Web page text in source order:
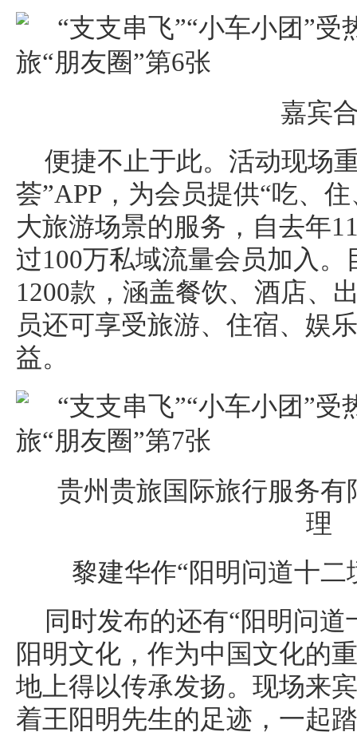
嘉宾
便捷不止于此。活动现场
荟”APP，为会员提供“吃、
大旅游场景的服务，自去年
过100万私域流量会员加入
1200款，涵盖餐饮、酒店、
员还可享受旅游、住宿、娱
益。
贵州贵旅国际旅行服务
理
黎建华作“阳明问道十
同时发布的还有“阳明问
阳明文化，作为中国文化的
地上得以传承发扬。现场来
着王阳明先生的足迹，一起